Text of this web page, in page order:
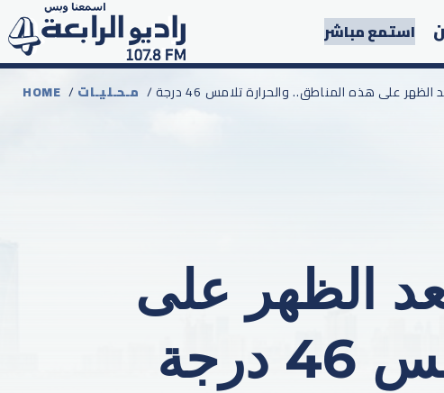
استمع مباشر
HOME /مـحـليـات على هذه المناطق.. والحرارة تلامس 46 درجة
الظهر على